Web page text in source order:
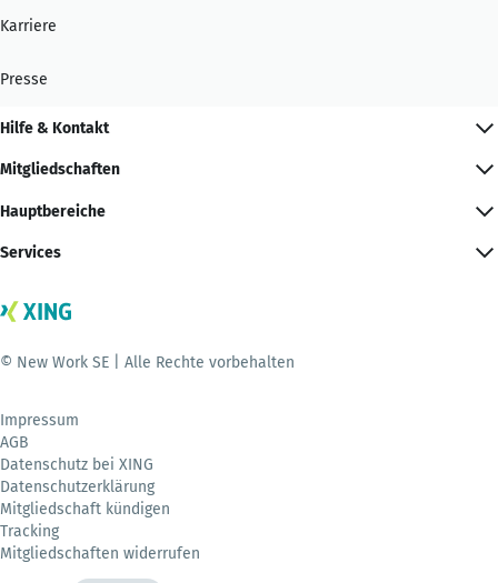
Karriere
Presse
Hilfe & Kontakt
Mitgliedschaften
Hauptbereiche
Services
© New Work SE | Alle Rechte vorbehalten
Impressum
AGB
Datenschutz bei XING
Datenschutzerklärung
Mitgliedschaft kündigen
Tracking
Mitgliedschaften widerrufen